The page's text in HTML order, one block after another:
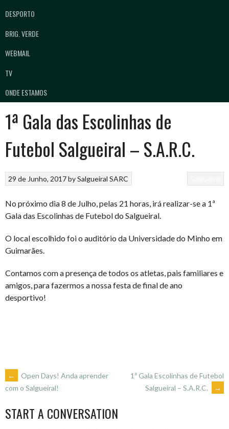
DESPORTO
BRIG. VERDE
WEBMAIL
TV
ONDE ESTAMOS
1ª Gala das Escolinhas de
Futebol Salgueiral – S.A.R.C.
29 de Junho, 2017bySalgueiral SARC
No próximo dia 8 de Julho, pelas 21 horas, irá realizar-se a 1ª
Gala das Escolinhas de Futebol do Salgueiral.
O local escolhido foi o auditório da Universidade do Minho em
Guimarães.
Contamos com a presença de todos os atletas, pais familiares e
amigos, para fazermos a nossa festa de final de ano
desportivo!
POST
NAVIGATION
←
Open Days! Anda aprender
com o Salgueiral!
1ª Gala Escolinhas de Futebol
Salgueiral – S.A.R.C.
→
START A CONVERSATION